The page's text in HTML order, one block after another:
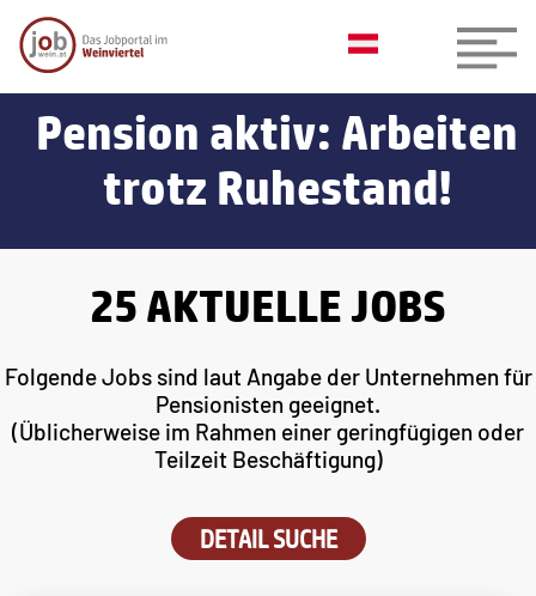
Pension aktiv: Arbeiten
trotz Ruhestand!
25 AKTUELLE JOBS
Folgende Jobs sind laut Angabe der Unternehmen für
Pensionisten geeignet.
(Üblicherweise im Rahmen einer geringfügigen oder
Teilzeit Beschäftigung)
DETAIL SUCHE